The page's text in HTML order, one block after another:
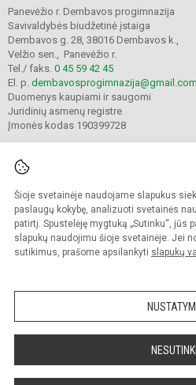
Šioje svetainėje naudojame slapukus
paslaugų kokybę, analizuoti svetainės
patirtį. Spustelėję mygtuką „Sutinku“, jūs
slapukų naudojimu šioje svetainėje. Jei
sutikimus, prašome apsilankyti slapukų
Panevėžio r. Dembavos progimnazija
Savivaldybės biudžetinė įstaiga
Dembavos g. 28, 38016 Dembavos k.,
Velžio sen., Panevėžio r.
Tel./ faks. 0 45 59 42 45
El. p. dembavosprogimnazija@gmail.com
Duomenys kaupiami ir saugomi
Juridinių asmenų registre
Įmonės kodas 190399728
© 2021. Panevėžio r. Dembavos
Kopijuoti turinį be raštiško
Prieinamumo paraiška
Sumanus būdas atnaujinti